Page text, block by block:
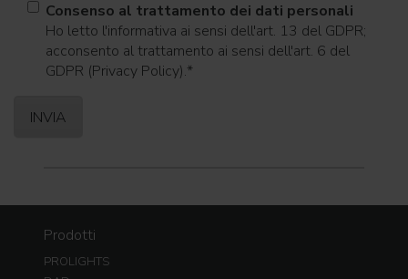
Consenso al trattamento dei dati personali
Ho letto l'informativa ai sensi dell'art. 13 del GDPR;
acconsento al trattamento ai sensi dell'art. 6 del
GDPR (Privacy Policy).*
Prodotti
PROLIGHTS